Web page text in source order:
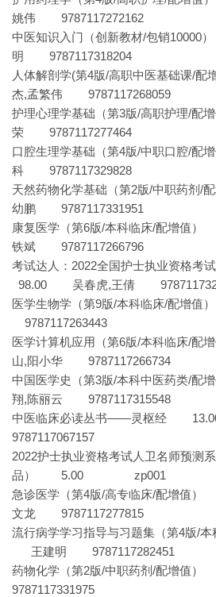
姚伟 9787117272162
中医知识入门（创新教材/包销
明 9787117318204
人体解剖学(第4版/高职中医基础
杰,孟繁伟 9787117268059
护理心理学基础（第3版/高职护
荣 9787117277464
口腔生理学基础（第4版/中职口
科 9787117329828
天然药物化学基础（第2版/中职
幼鹏 9787117331951
康复医学（第6版/本科临床/配增
铁斌 9787117266796
考试达人：2022全国护士执业资格考
98.00 吴春虎,王倩
医学生物学（第9版/本科临床/配
9787117263443
医学计算机应用（第6版/本科临
山,阳小华 9787117266734
中国医学史（第3版/本科中医药
翔,陈丽云 9787117315548
中医临床必读丛书——灵枢经
9787117067157
2022护士执业资格考试人卫名师预测
品） 5.00 zp001
急诊医学（第4版/高专临床/配增
文龙 9787117277815
流行病学学习指导与习题集（第4版
王建明 9787117282451
药物化学（第2版/中职药剂/配
9787117331975